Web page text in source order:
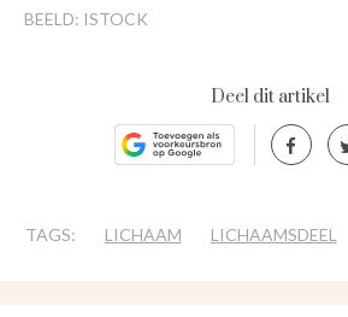
BEELD: ISTOCK
Deel dit artikel
TAGS: LICHAAM LICHAAMSDEEL